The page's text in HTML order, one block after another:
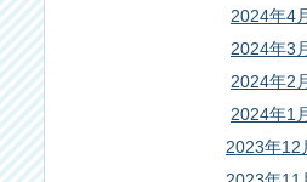
2024年4
2024年3
2024年2
2024年1
2023年12